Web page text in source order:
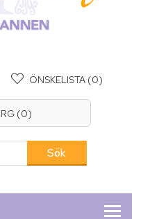
ÖNSKELISTA (0)
(0)